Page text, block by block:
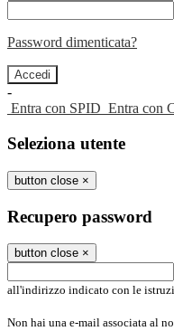
Password dimenticata?
-
Entra con SPID Entra con
Seleziona utente
button close ×
Recupero password
button close ×
all'indirizzo indicato con le
Non hai una e-mail associata al